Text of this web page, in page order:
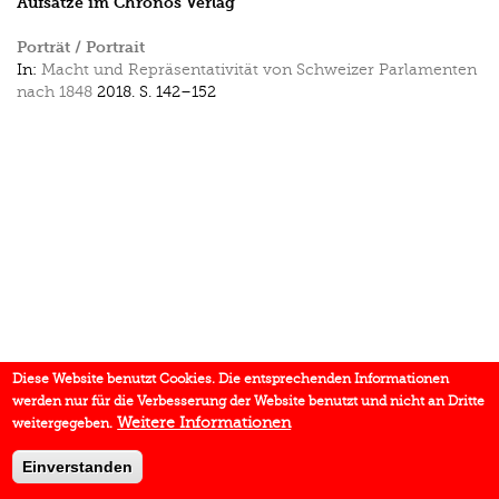
Porträt / Portrait
In: Macht und Repräsentativität von Schweizer Parlamenten
nach 1848 2018. S. 142–152
Diese Website benutzt Cookies. Die entsprechenden Informationen
werden nur für die Verbesserung der Website benutzt und nicht an Dritte
weitergegeben. Weitere Informationen
Einverstanden